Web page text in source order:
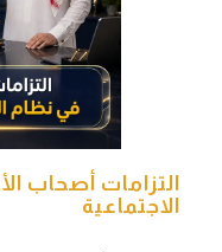
التزامات أصحاب
الاجتماعية